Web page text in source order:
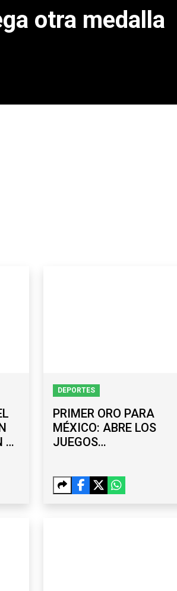
otra medalla
DEPORTES
PRIMER ORO PARA
MÉXICO: ABRE LOS
JUEGOS
REMO